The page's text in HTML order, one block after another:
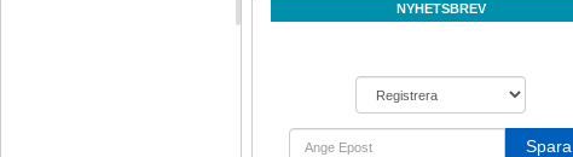
NYHETSBREV
Spara